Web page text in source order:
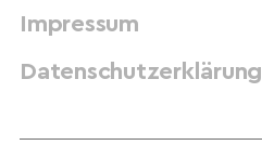
Impressum
Datenschutzerklärung